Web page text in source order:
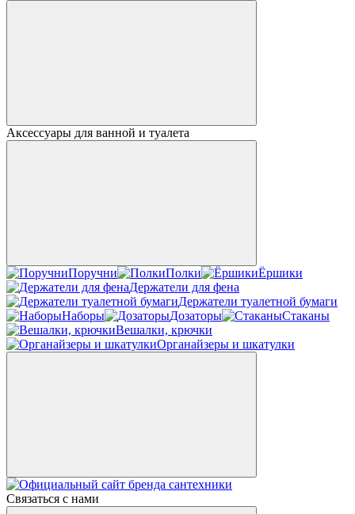
Аксессуары для ванной и туалета
Поручни Полки
Ёршики
Держатели для фена
Держатели туалетной бумаги
Наборы
Дозаторы
Стаканы
Вешалки, крючки
Органайзеры и шкатулки
Связаться с нами